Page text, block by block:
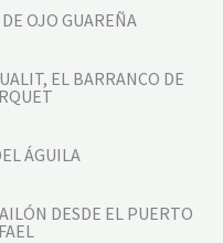
OJO GUAREÑA
EL BARRANCO DE
ÁGUILA
DESDE EL PUERTO